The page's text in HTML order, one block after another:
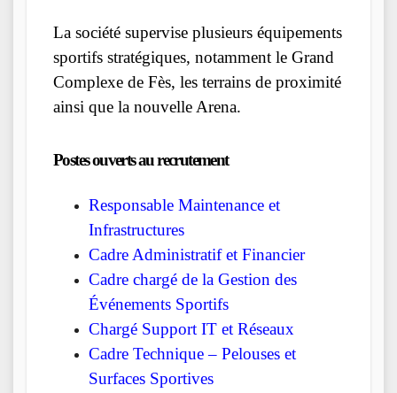
La société supervise plusieurs équipements
sportifs stratégiques, notamment le Grand
Complexe de Fès, les terrains de proximité
ainsi que la nouvelle Arena.
Postes ouverts au recrutement
Responsable Maintenance et
Infrastructures
Cadre Administratif et Financier
Cadre chargé de la Gestion des
Événements Sportifs
Chargé Support IT et Réseaux
Cadre Technique – Pelouses et
Surfaces Sportives